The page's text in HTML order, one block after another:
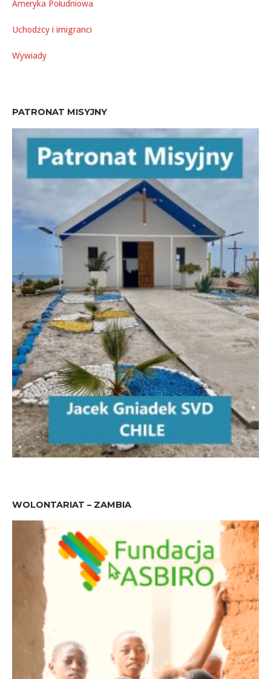
Ameryka Południowa
Uchodźcy i imigranci
Wywiady
PATRONAT MISYJNY
WOLONTARIAT – ZAMBIA